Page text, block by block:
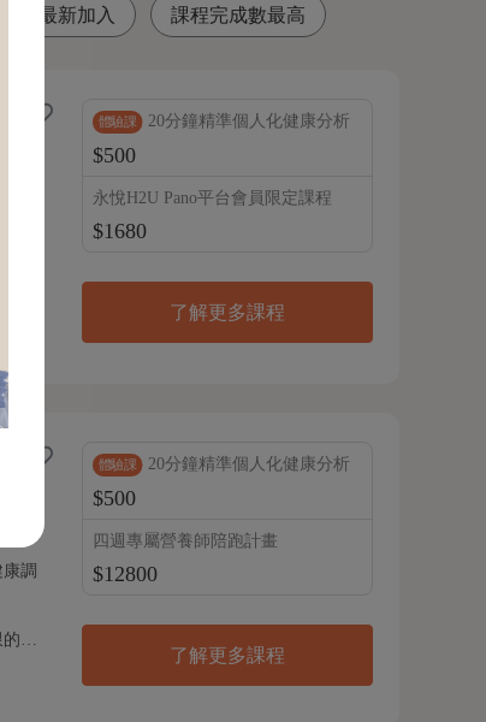
最新加入 課程完成數最高
在
更
體驗課 20分鐘精準個人化健康分析
$500
永悅H2U Pano平台會員限定課程
$1680
了解更多課程
調
的…
體驗課 20分鐘精準個人化健康分析
$500
四週專屬營養師陪跑計畫
$12800
了解更多課程